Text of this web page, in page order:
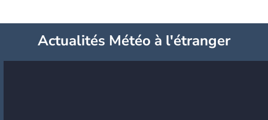
Actualités Météo à l'étranger